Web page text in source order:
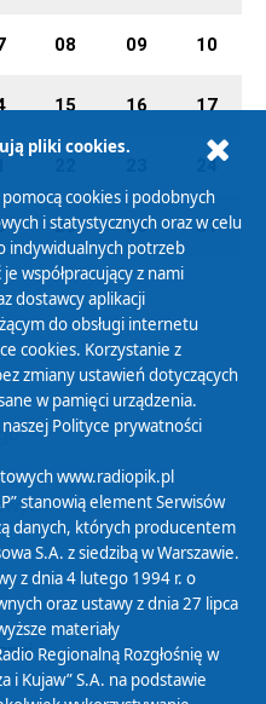
08 09 10
15 16 17
24
29 30 31
pliki cookies.
cookies i podobnych
i statystycznych oraz w celu
indywidualnych potrzeb
współpracujący z nami
dostawcy aplikacji
do obsługi internetu
cookies. Korzystanie z
zmiany ustawień dotyczących
w pamięci urządzenia.
Polityce prywatności
www.radiopik.pl
stanowią element Serwisów
danych, których producentem
S.A. z siedzibą w Warszawie.
z dnia 4 lutego 1994 r. o
oraz ustawy z dnia 27 lipca
materiały
Regionalną Rozgłośnię w
i Kujaw” S.A. na podstawie